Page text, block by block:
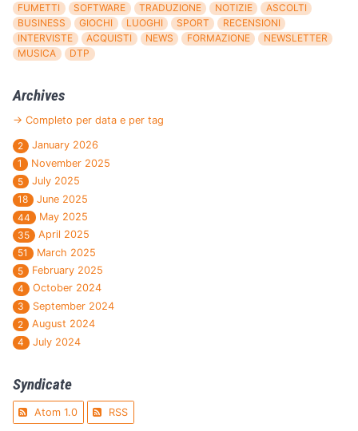
FUMETTI
SOFTWARE TRADUZIONE NOTIZIE
ASCOLTI
BUSINESS
GIOCHI LUOGHI SPORT
RECENSIONI
INTERVISTE
ACQUISTI NEWS FORMAZIONE
NEWSLETTER
MUSICA
DTP
Archives
→ Completo per data e per tag
2
January 2026
1
November 2025
5
July 2025
18
June 2025
44
May 2025
35
April 2025
51
March 2025
5
February 2025
4
October 2024
3
September 2024
2
August 2024
4
July 2024
Syndicate
Atom 1.0 RSS